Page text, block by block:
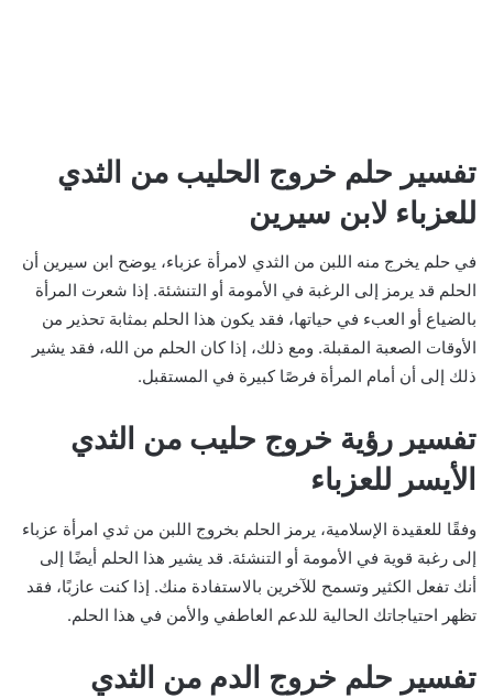
تفسير حلم خروج الحليب من الثدي
للعزباء لابن سيرين
في حلم يخرج منه اللبن من الثدي لامرأة عزباء، يوضح ابن سيرين أن
الحلم قد يرمز إلى الرغبة في الأمومة أو التنشئة. إذا شعرت المرأة
بالضياع أو العبء في حياتها، فقد يكون هذا الحلم بمثابة تحذير من
الأوقات الصعبة المقبلة. ومع ذلك، إذا كان الحلم من الله، فقد يشير
ذلك إلى أن أمام المرأة فرصًا كبيرة في المستقبل.
تفسير رؤية خروج حليب من الثدي
الأيسر للعزباء
وفقًا للعقيدة الإسلامية، يرمز الحلم بخروج اللبن من ثدي امرأة عزباء
إلى رغبة قوية في الأمومة أو التنشئة. قد يشير هذا الحلم أيضًا إلى
أنك تفعل الكثير وتسمح للآخرين بالاستفادة منك. إذا كنت عازبًا، فقد
تظهر احتياجاتك الحالية للدعم العاطفي والأمن في هذا الحلم.
تفسير حلم خروج الدم من الثدي